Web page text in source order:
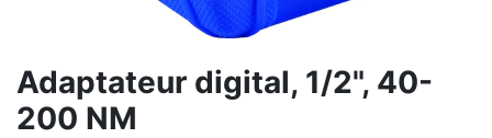
Adaptateur digital, 1/2", 40-
200 NM